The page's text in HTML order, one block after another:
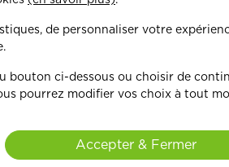
de personnaliser votre
bouton ci-dessous ou choisir de
pourrez modifier vos choix à tout
Accepter & Fermer